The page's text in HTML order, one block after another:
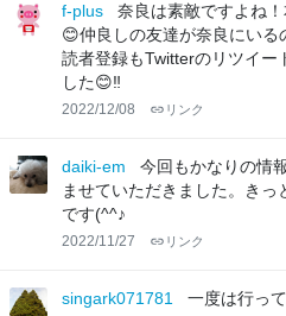
f-plus
奈良は素敵ですよね
😊仲良しの友達が奈良にいる
読者登録もTwitterのリツイー
した😊‼️
2022/12/08 リンク
daiki-em
今回もかなりの情
ませていただきました。きっ
です(^^♪
2022/11/27 リンク
singark071781 一度は行っ